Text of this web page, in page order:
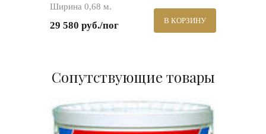
Ширина 0,68 м.
29 580 руб./пог В КОРЗИНУ
Сопутствующие товары